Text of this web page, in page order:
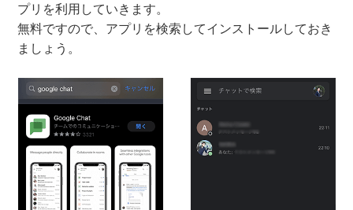
プリを利用していきます。
無料ですので、アプリを検索してインストールしておき
ましょう。